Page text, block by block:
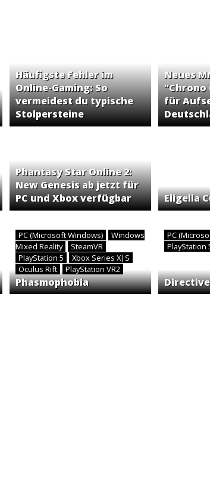
Häufigste Fehler im
Online-Gaming: So
vermeidest du typische
Stolpersteine
Neues
"Chrono
für
Phantasy Star Online 2:
New Genesis ab jetzt für
PC und Xbox verfügbar
Eligella
PC (Microsoft Windows)
Windows
Mixed Reality
SteamVR
PlayStation 5
Xbox Series X|S
Oculus Rift
PlayStation VR2
Phasmophobia
PC
PlayStation
Directive